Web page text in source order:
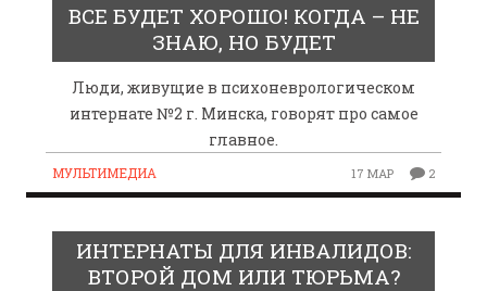
ВСЕ БУДЕТ ХОРОШО! КОГДА – НЕ
ЗНАЮ, НО БУДЕТ
Люди, живущие в психоневрологическом
интернате №2 г. Минска, говорят про самое
главное.
МУЛЬТИМЕДИА 17 МАР 2
ИНТЕРНАТЫ ДЛЯ ИНВАЛИДОВ:
ВТОРОЙ ДОМ ИЛИ ТЮРЬМА?